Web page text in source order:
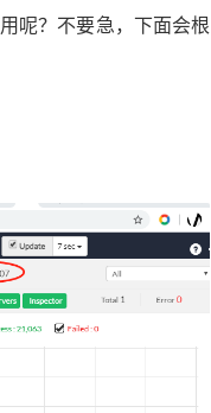
呢？不要急，下面会根